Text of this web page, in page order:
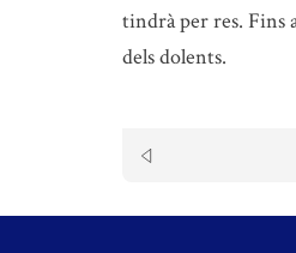
tindrà per res. Fins
dels dolents.